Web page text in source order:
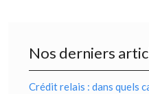
Nos derniers
Crédit relais : dans quels